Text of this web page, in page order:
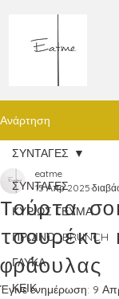
Ανάρτηση
ΣΥΝΤΑΓΕΣ
ΚΥΡΙΩΣ ΓΕΥΜΑ
ΠΡΩΙΝΟ_BRUNCH
ΓΛΥΚΑ
ΚΕΙΚ
ΣΥΝΤΑΓΕΣ
Τούρτα
τσουρέκι
φράουλας
eatme
15 Απρ 2025
Έγινε ενημέρωση: 9